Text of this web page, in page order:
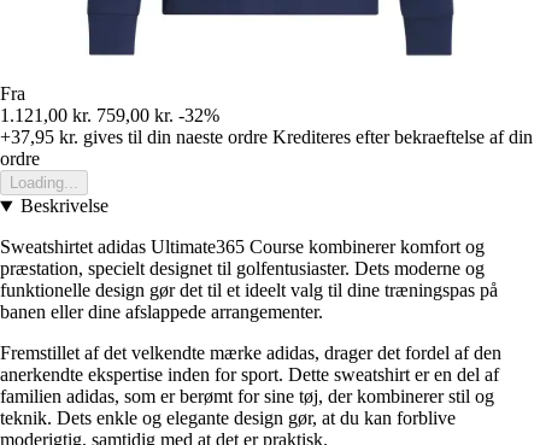
Fra
1.121,00 kr. 759,00 kr. -32%
+37,95 kr. gives til din naeste ordre Krediteres efter bekraeftelse af din
ordre
Loading...
Beskrivelse
Sweatshirtet adidas Ultimate365 Course kombinerer komfort og
præstation, specielt designet til golfentusiaster. Dets moderne og
funktionelle design gør det til et ideelt valg til dine træningspas på
banen eller dine afslappede arrangementer.
Fremstillet af det velkendte mærke adidas, drager det fordel af den
anerkendte ekspertise inden for sport. Dette sweatshirt er en del af
familien adidas, som er berømt for sine tøj, der kombinerer stil og
teknik. Dets enkle og elegante design gør, at du kan forblive
moderigtig, samtidig med at det er praktisk.